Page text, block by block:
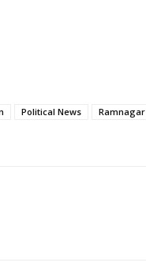
Political News
Ramnagar